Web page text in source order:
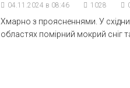
04.11.2024 в 08:46 1028
Хмарно з проясненнями. У
областях помірний мокрий сніг